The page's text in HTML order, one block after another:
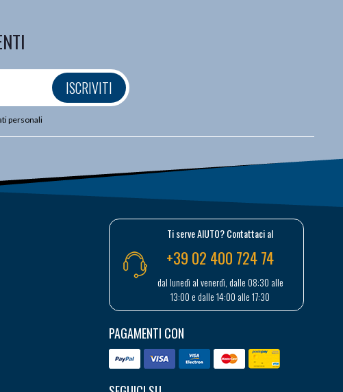
ISCRIVITI
personali
Ti serve AIUTO? Contattaci al
+39 02 400 724 74
dal lunedì al venerdì, dalle 08:30 alle
13:00 e dalle 14:00 alle 17:30
PAGAMENTI CON